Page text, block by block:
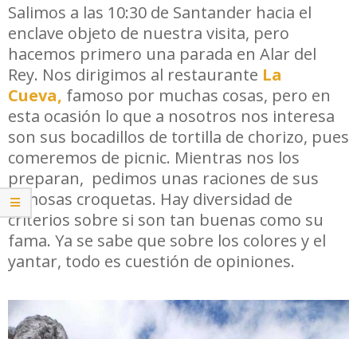
Salimos a las 10:30 de Santander hacia el
enclave objeto de nuestra visita, pero
hacemos primero una parada en Alar del
Rey. Nos dirigimos al restaurante La
Cueva, famoso por muchas cosas, pero en
esta ocasión lo que a nosotros nos interesa
son sus bocadillos de tortilla de chorizo, pues
comeremos de picnic. Mientras nos los
preparan, pedimos unas raciones de sus
famosas croquetas. Hay diversidad de
criterios sobre si son tan buenas como su
fama. Ya se sabe que sobre los colores y el
yantar, todo es cuestión de opiniones.